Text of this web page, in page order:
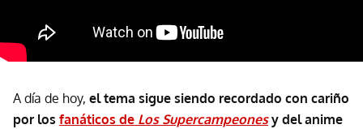
A día de hoy, el tema sigue siendo recordado con cariño
por los fanáticos de Los Supercampeonesy del anime